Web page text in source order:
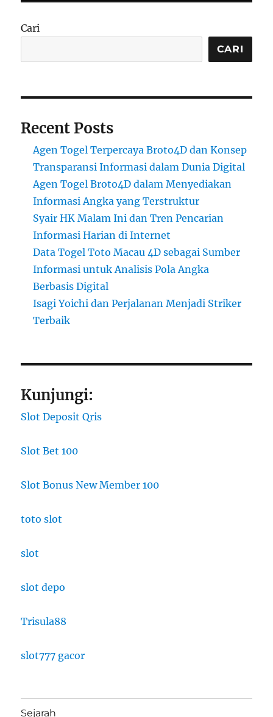
Cari
CARI
Recent Posts
Agen Togel Terpercaya Broto4D dan Konsep
Transparansi Informasi dalam Dunia Digital
Agen Togel Broto4D dalam Menyediakan
Informasi Angka yang Terstruktur
Syair HK Malam Ini dan Tren Pencarian
Informasi Harian di Internet
Data Togel Toto Macau 4D sebagai Sumber
Informasi untuk Analisis Pola Angka
Berbasis Digital
Isagi Yoichi dan Perjalanan Menjadi Striker
Terbaik
Kunjungi:
Slot Deposit Qris
Slot Bet 100
Slot Bonus New Member 100
toto slot
slot
slot depo
Trisula88
slot777 gacor
Sejarah